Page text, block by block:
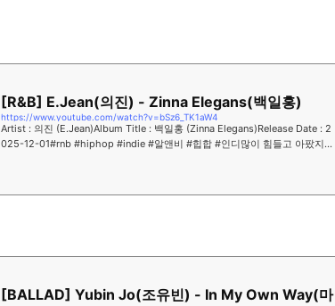
[R&B] E.Jean(의진) - Zinna Elegans(백일홍)
https://www.youtube.com/watch?v=bSz6_TK1aW4
Artist : 의진 (E.Jean)Album Title : 백일홍 (Zinna Elegans)Release Date : 2
025-12-01#rnb #hiphop #indie #알앤비 #힙합 #인디많이 힘들고 아팠지만
[BALLAD] Yubin Jo(조유빈) - In My Own Way(마